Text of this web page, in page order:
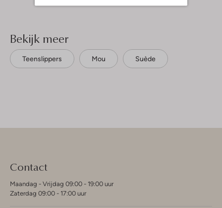
Bekijk meer
Teenslippers Mou Suède
Contact
Maandag - Vrijdag 09:00 - 19:00 uur
Zaterdag 09:00 - 17:00 uur